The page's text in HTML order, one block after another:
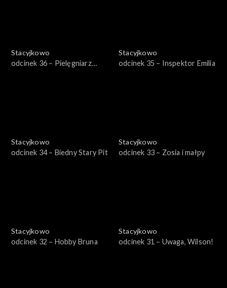
Stacyjkowo
odcinek 36 – Pielęgniarz
Stacyjkowo
odcinek 35 – Inspektor Emilia
Stacyjkowo
odcinek 34 – Biedny Stary Pit
Stacyjkowo
odcinek 33 – Zosia i małpy
Stacyjkowo
odcinek 32 – Hobby Bruna
Stacyjkowo
odcinek 31 – Uwaga, Wilson!